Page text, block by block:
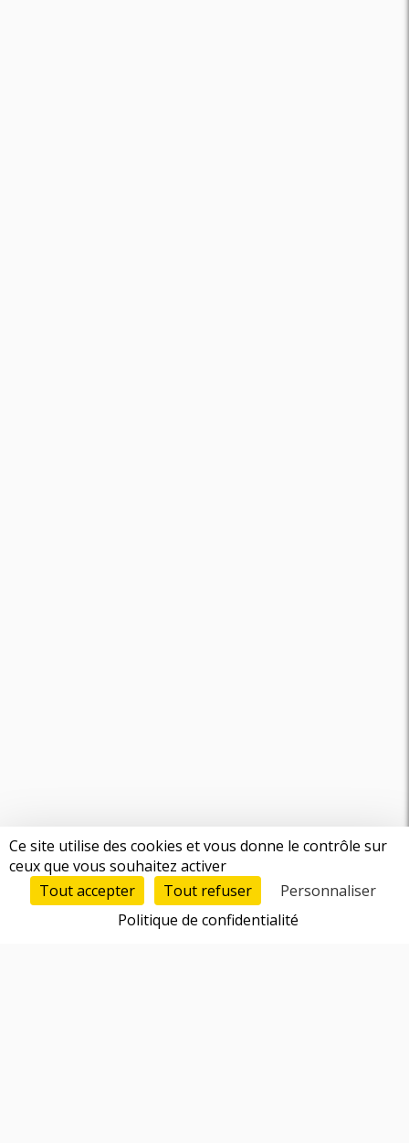
Ce site utilise des cookies et vous donne le contrôle sur
ceux que vous souhaitez activer
Tout accepter
Tout refuser
Personnaliser
Politique de confidentialité